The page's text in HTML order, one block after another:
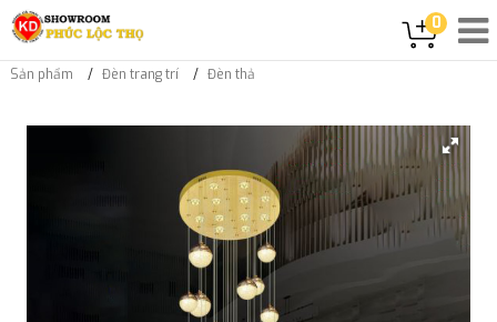
0
Sản phẩm Đèn trang trí Đèn thả